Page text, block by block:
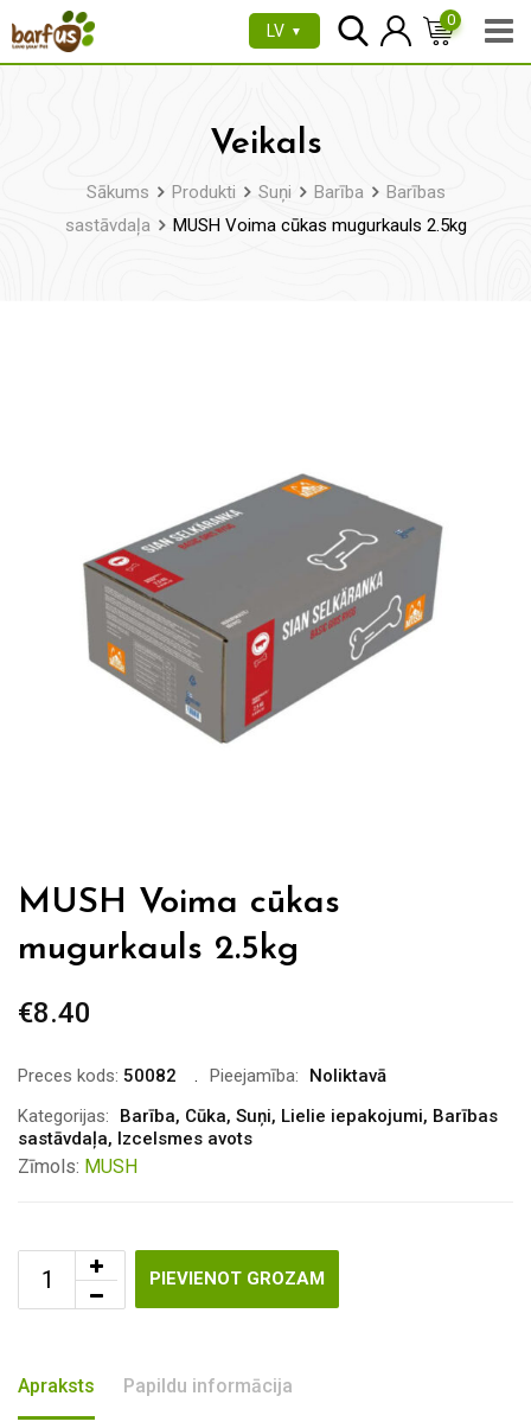
uz
LV ▼
0
Veikals
Sākums Produkti Suņi Barība
Barības
sastāvdaļa
MUSH Voima cūkas mugurkauls 2.5kg
MUSH Voima cūkas
mugurkauls 2.5kg
€8.40
Preces kods: 50082 Pieejamība:
Noliktavā
Kategorijas:
Barība, Cūka, Suņi, Lielie iepakojumi, Barības
sastāvdaļa, Izcelsmes avots
Zīmols: MUSH
PIEVIENOT GROZAM
Apraksts Papildu informācija